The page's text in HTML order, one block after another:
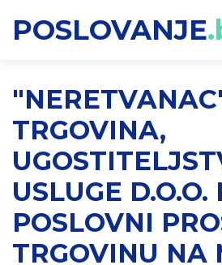
POSLOVANJE
TRGOVINA,
USLUGE D.O.O.
POSLOVNI
TRGOVINU NA